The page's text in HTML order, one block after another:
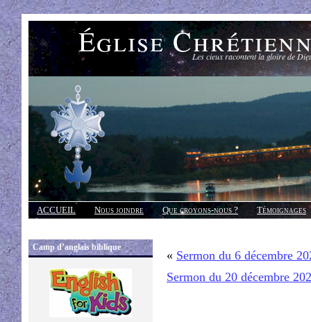
Église Les cieux racontent la gloire de
ACCUEIL Nous joindre Que croyons-nous ?
Témoignages
Réponses
Camp d’anglais biblique
« Sermon du 6 décembre
Sermon du 20 décembre